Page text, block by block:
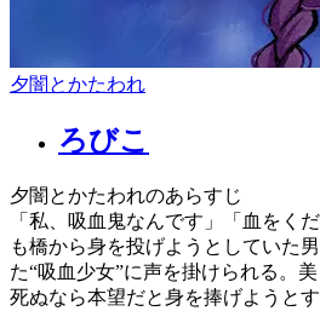
夕闇とかたわれ
ろびこ
夕闇とかたわれのあらすじ
「私、吸血鬼なんです」「血をく
も橋から身を投げようとしていた
た“吸血少女”に声を掛けられる。
死ぬなら本望だと身を捧げようと